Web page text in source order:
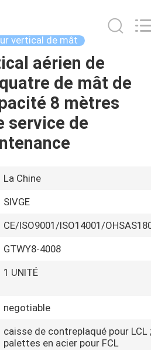
vertical de mât
aérien de
de mât de
8 mètres
service de
La Chine
SIVGE
CE/ISO9001/ISO14001/
GTWY8-4008
1 UNITÉ
negotiable
caisse de contreplaqué pour LCL
palettes en acier pour FCL